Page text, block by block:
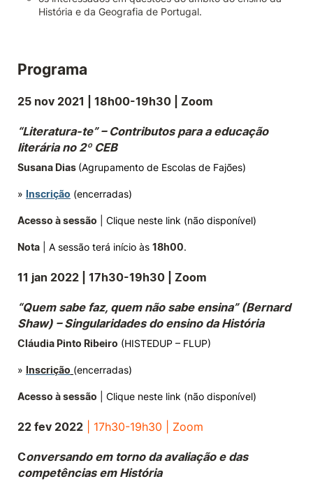
História e da Geografia de Portugal.
Programa
25 nov 2021 | 18h00-19h30 | Zoom
“Literatura-te” – Contributos para a educação
literária no 2º CEB
Susana Dias (Agrupamento de Escolas de Fajões)
» Inscrição (encerradas)
Acesso à sessão | Clique neste link (não disponível)
Nota | A sessão terá início às 18h00.
11 jan 2022 | 17h30-19h30 | Zoom
“Quem sabe faz, quem não sabe ensina” (Bernard
Shaw) – Singularidades do ensino da História
Cláudia Pinto Ribeiro (HISTEDUP – FLUP)
» Inscrição (encerradas)
Acesso à sessão | Clique neste link (não disponível)
22 fev 2022 | 17h30-19h30 | Zoom
Conversando em torno da avaliação e das
competências em História